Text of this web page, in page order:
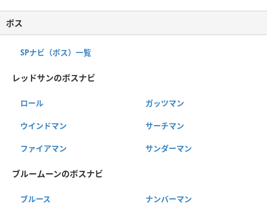
ボス
SPナビ（ボス）一覧
レッドサンのボスナビ
ロール ガッツマン
ウインドマン サーチマン
ファイアマン サンダーマン
ブルームーンのボスナビ
ブルース ナンバーマン